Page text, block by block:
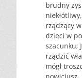
brudny
rządzący
dzieci w
szacunku;
rządzić
mógł